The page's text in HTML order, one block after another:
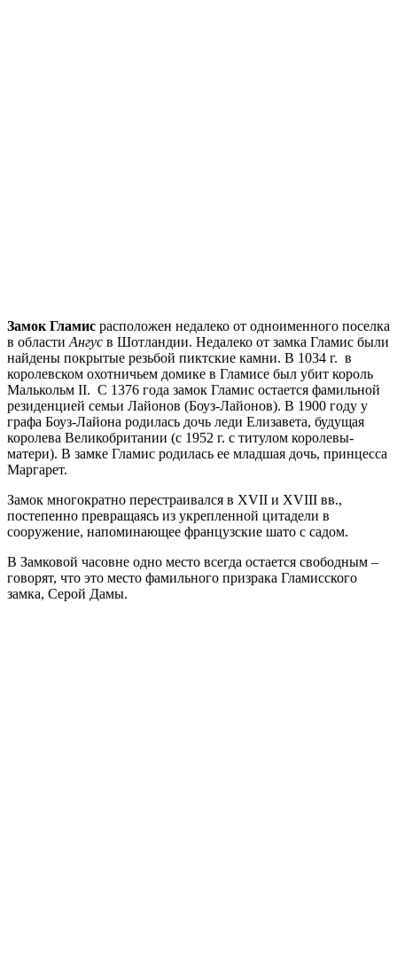
Замок Гламис расположен недалеко от одноименного поселка
в области Ангус в Шотландии. Недалеко от замка Гламис были
найдены покрытые резьбой пиктские камни. В 1034 г. в
королевском охотничьем домике в Гламисе был убит король
Малькольм II. С 1376 года замок Гламис остается фамильной
резиденцией семьи Лайонов (Боуз-Лайонов). В 1900 году у
графа Боуз-Лайона родилась дочь леди Елизавета, будущая
королева Великобритании (с 1952 г. с титулом королевы-
матери). В замке Гламис родилась ее младшая дочь, принцесса
Маргарет.
Замок многократно перестраивался в XVII и XVIII вв.,
постепенно превращаясь из укрепленной цитадели в
сооружение, напоминающее французские шато с садом.
В Замковой часовне одно место всегда остается свободным –
говорят, что это место фамильного призрака Гламисского
замка, Серой Дамы.